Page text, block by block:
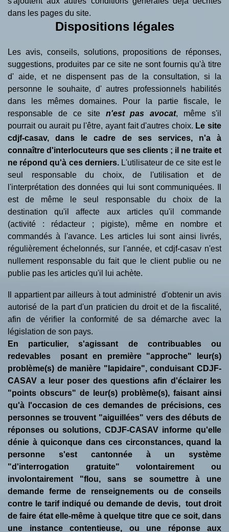
dans les pages du site.
Dispositions légales
Les avis, conseils, solutions, propositions de réponses,
suggestions, produites par ce site ne sont fournis qu'à titre
d' aide, et ne dispensent pas de la consultation, si la
personne le souhaite, d' autres professionnels habilités
dans les mêmes domaines. Pour la partie fiscale, le
responsable de ce site n'est pas avocat, même s'il
pourrait ou aurait pu l'être, ayant fait d'autres choix. Le site
cdjf-casav, dans le cadre de ses services, n'a à
connaître d'interlocuteurs que ses clients ; il ne traite et
ne répond qu'à ces derniers. L'utilisateur de ce site est le
seul responsable du choix, de l'utilisation et de
l'interprétation des données qui lui sont communiquées. Il
est de même le seul responsable du choix de la
destination qu'il affecte aux articles qu'il commande
(activité : rédacteur ; pigiste), même en nombre et
commandés à l'avance. Les articles lui sont ainsi livrés,
régulièrement échelonnés, sur l'année, et cdjf-casav n'est
nullement responsable du fait que le client publie ou ne
publie pas les articles qu'il lui achète.
Il appartient par ailleurs à tout administré d'obtenir un avis
autorisé de la part d'un praticien du droit et de la fiscalité,
afin de vérifier la conformité de sa démarche avec la
législation de son pays.
En particulier, s'agissant de contribuables ou
redevables posant en première "approche" leur(s)
problème(s) de manière "lapidaire", conduisant CDJF-
CASAV a leur poser des questions afin d'éclairer les
"points obscurs" de leur(s) problème(s), faisant ainsi
qu'à l'occasion de ces demandes de précisions, ces
personnes se trouvent "aiguillées" vers des débuts de
réponses ou solutions, CDJF-CASAV informe qu'elle
dénie à quiconque dans ces circonstances, quand la
personne s'est cantonnée à un système
"d'interrogation gratuite" volontairement ou
involontairement "flou, sans se soumettre à une
demande ferme de renseignements ou de conseils
contre le tarif indiqué ou demande de devis, tout droit
de faire état elle-même à quelque titre que ce soit, dans
une instance contentieuse, ou une réponse aux